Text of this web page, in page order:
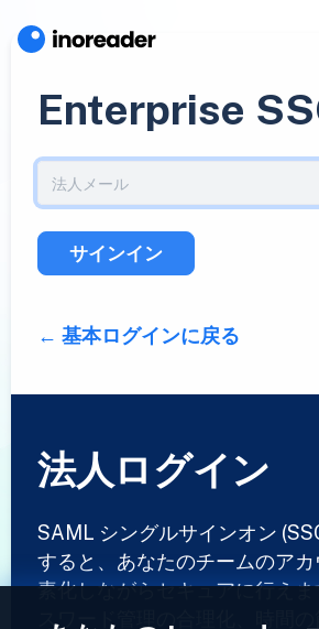
Enterprise
サインイン
基本ログインに戻る
法人ログイン
SAML シングルサインオン
すると、あなたのチームのア
素化しながらセキュアに行え
スワード管理の合理化、時間の